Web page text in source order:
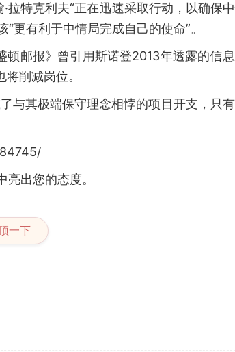
拉特克利夫“正在迅速采取行动，以确保
更有利于中情局完成自己的使命”。
邮报》曾引用斯诺登2013年透露的信息
削减岗位。
与其极端保守理念相悖的项目开支，只
出您的态度。
一下